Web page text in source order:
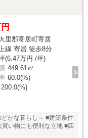
里郡寄居町寄居
線 寄居 徒歩8分
(6.47万円 /坪)
449.61㎡
60.0(%)
200.0(%)
かな暮らし～ ■建築条件
い物にも便利な立地 ■四